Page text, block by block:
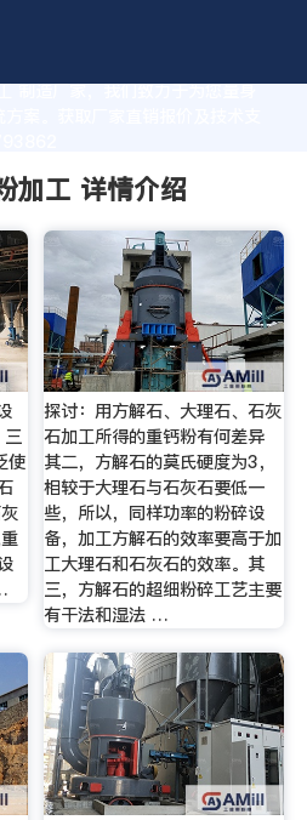
制造厂家，我们致力于为您量身
案。获取厂家直销报价及技术支
加工 详情介绍
三
使
探讨：用方解石、大理石、石灰
石加工所得的重钙粉有何差异
其二，方解石的莫氏硬度为3，
相较于大理石与石灰石要低一
些，所以，同样功率的粉碎设
备，加工方解石的效率要高于加
工大理石和石灰石的效率。其
三，方解石的超细粉碎工艺主要
有干法和湿法 …